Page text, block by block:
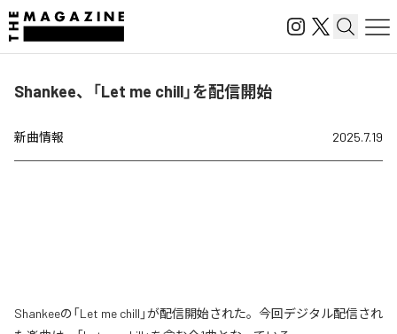
Shankee、「Let me chill」を配信開始
新曲情報 2025.7.19
Shankeeの「Let me chill」が配信開始された。今回デジタル配信され